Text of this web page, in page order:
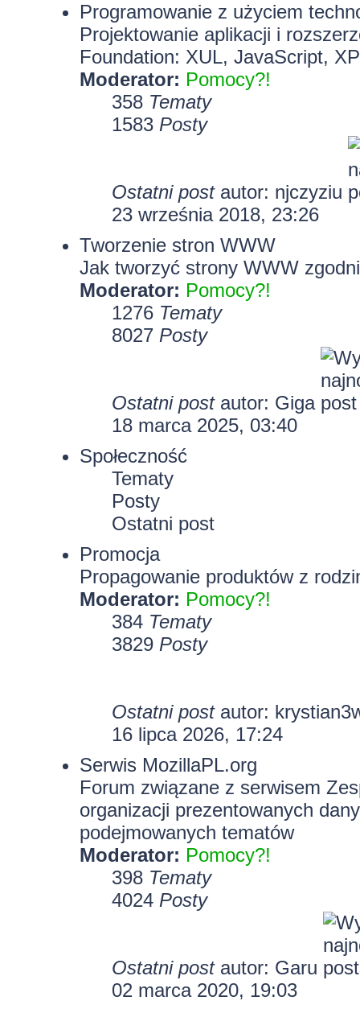
Programowanie z użyciem
Projektowanie aplikacji i
Foundation: XUL, JavaScript,
Moderator: Pomocy?!
358 Tematy
1583 Posty
Ostatni postautor: njczyziu
23 września 2018, 23:26
Tworzenie stron WWW
Jak tworzyć strony WWW
Moderator: Pomocy?!
1276 Tematy
8027 Posty
Ostatni postautor: Giga
18 marca 2025, 03:40
Społeczność
Tematy
Posty
Ostatni post
Promocja
Propagowanie produktów z
Moderator: Pomocy?!
384 Tematy
3829 Posty
Ostatni postautor:
16 lipca 2026, 17:24
Serwis MozillaPL.org
Forum związane z serwisem
organizacji prezentowanych
podejmowanych tematów
Moderator: Pomocy?!
398 Tematy
4024 Posty
Ostatni postautor: Garu
02 marca 2020, 19:03